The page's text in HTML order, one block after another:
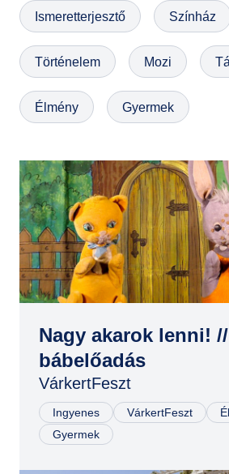
GYIK
Ismeretterjesztő Színház
Történelem Mozi
Élmény Gyermek
Nagy akarok lenni!
bábelőadás
VárkertFeszt
Ingyenes VárkertFeszt
Gyermek